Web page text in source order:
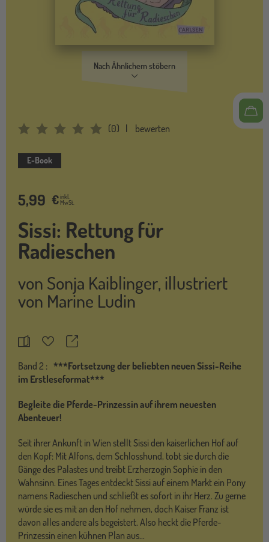
Nach Ähnlichem stöbern
Average Rating: 0 (0) bewerten
E-Book
5,99 €inkl.
MwSt.
Sissi: Rettung für
Radieschen
von Sonja Kaiblinger, illustriert
von Marine Ludin
MerkzettelTeilen
Band 2 : ***Fortsetzung der beliebten neuen Sissi-Reihe
im Erstleseformat***
Begleite die Pferde-Prinzessin auf ihrem neuesten
Abenteuer!
Seit ihrer Ankunft in Wien stellt Sissi den kaiserlichen Hof auf
den Kopf: Mit Alfons, dem Schlosshund, tobt sie durch die
Gänge des Palastes und treibt Erzherzogin Sophie in den
Wahnsinn. Eines Tages entdeckt Sissi auf einem Markt ein Pony
namens Radieschen und schließt es sofort in ihr Herz. Zu gerne
würde sie es mit an den Hof nehmen, doch Kaiser Franz ist
davon alles andere als begeistert. Also heckt die Pferde-
Prinzessin einen kühnen Plan aus...